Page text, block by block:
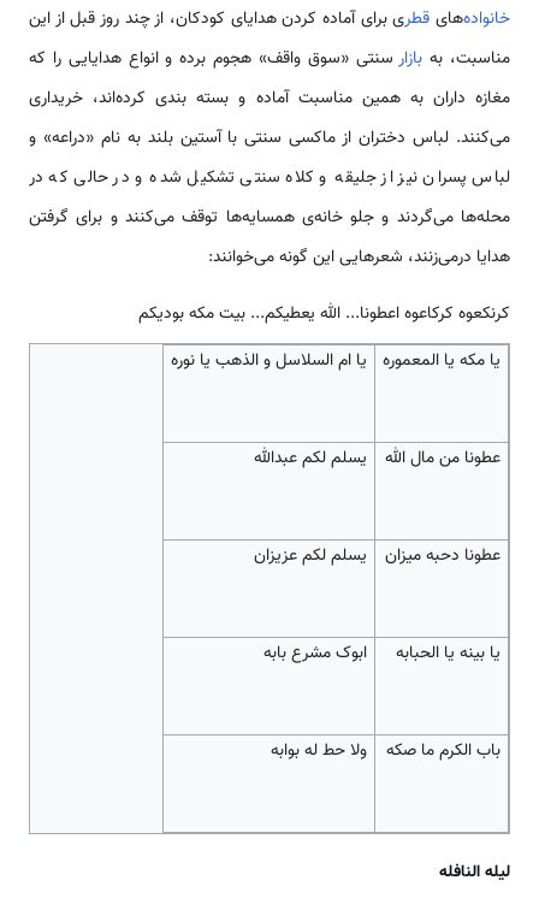
خانواده‌های قطری برای آماده کردن هدایای کودکان، از چند روز قبل از این
مناسبت، به بازارسنتی «سوق واقف» هجوم برده و انواع هدایایی را که
مغازه داران به همین مناسبت آماده و بسته بندی کرده‌اند، خریداری
می‌کنند. لباس دختران از ماکسی سنتی با آستین بلند به نام «دراعه» و
لباس پسران نیز از جلیقه و کلاه سنتی تشکیل شده و در حالی که در
محله‌ها می‌گردند و جلو خانه‌ی همسایه‌ها توقف می‌کنند و برای گرفتن
هدایا درمی‌زنند، شعرهایی این گونه می‌خوانند:
کرنکعوه کرکاعوه اعطونا... الله یعطیکم... بیت مکه بودیکم
یا مکه یا المعموره
یا ام السلاسل و الذهب یا نوره
عطونا من مال الله یسلم لکم عبدالله
عطونا دحبه میزان یسلم لکم عزیزان
یا بینه یا الحبابه ابوک مشرع بابه
باب الکرم ما صکه ولا حط له بوابه
لیله النافله